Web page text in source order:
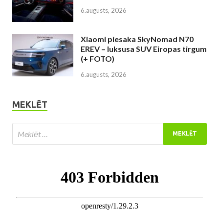
6.augusts, 2026
Xiaomi piesaka SkyNomad N70
EREV – luksusa SUV Eiropas tirgum
(+ FOTO)
6.augusts, 2026
MEKLĒT